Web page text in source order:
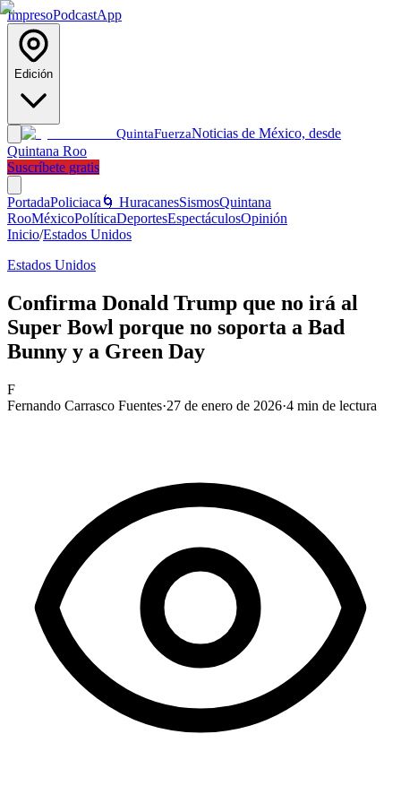
ImpresoPodcastApp
Edición
QuintaFuerzaNoticias de México, desde
Quintana Roo
Suscríbete gratis
PortadaPoliciaca 🌀 HuracanesSismosQuintana
RooMéxicoPolíticaDeportesEspectáculosOpinión
Inicio/Estados Unidos
Estados Unidos
Confirma Donald Trump que no irá al
Super Bowl porque no soporta a Bad
Bunny y a Green Day
F
Fernando Carrasco Fuentes·27 de enero de 2026·4 min de lectura